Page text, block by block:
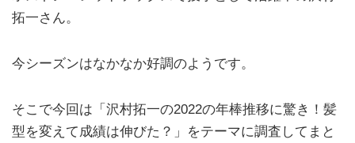
拓一さん。
今シーズンはなかなか好調のようです。
そこで今回は「沢村拓一の2022の年棒推移に驚き！髪
型を変えて成績は伸びた？」をテーマに調査してまと